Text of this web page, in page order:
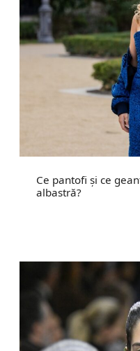
Ce pantofi și ce
albastră?